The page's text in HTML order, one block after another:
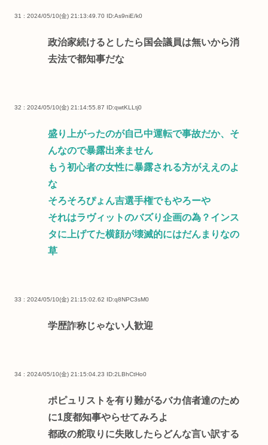
31 : 2024/05/10(金) 21:13:49.70 ID:As9niE/k0
政治家続けるとしたら国会議員は無いから消
去法で都知事だな
32 : 2024/05/10(金) 21:14:55.87 ID:qwtKLLtj0
盛り上がったのが自己中運転で事故だか、そ
んなので暴露出来ません
もう初心者の女性に暴露される方がええのよ
な
そろそろぴょん吉選手権でもやろーや
それはラヴィットのバズり企画の為？インス
タに上げてた横顔が壊滅的にはだんまりなの
草
33 : 2024/05/10(金) 21:15:02.62 ID:q8NPC3sM0
学歴詐称じゃない人歓迎
34 : 2024/05/10(金) 21:15:04.23 ID:2LBhCtHo0
ポピュリストを有り難がるバカ信者達のため
に1度都知事やらせてみろよ
都政の舵取りに失敗したらどんな言い訳する